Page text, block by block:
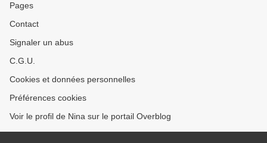
Pages
Contact
Signaler un abus
C.G.U.
Cookies et données personnelles
Préférences cookies
Voir le profil de Nina sur le portail Overblog